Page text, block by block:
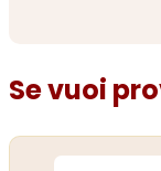
Se vuoi